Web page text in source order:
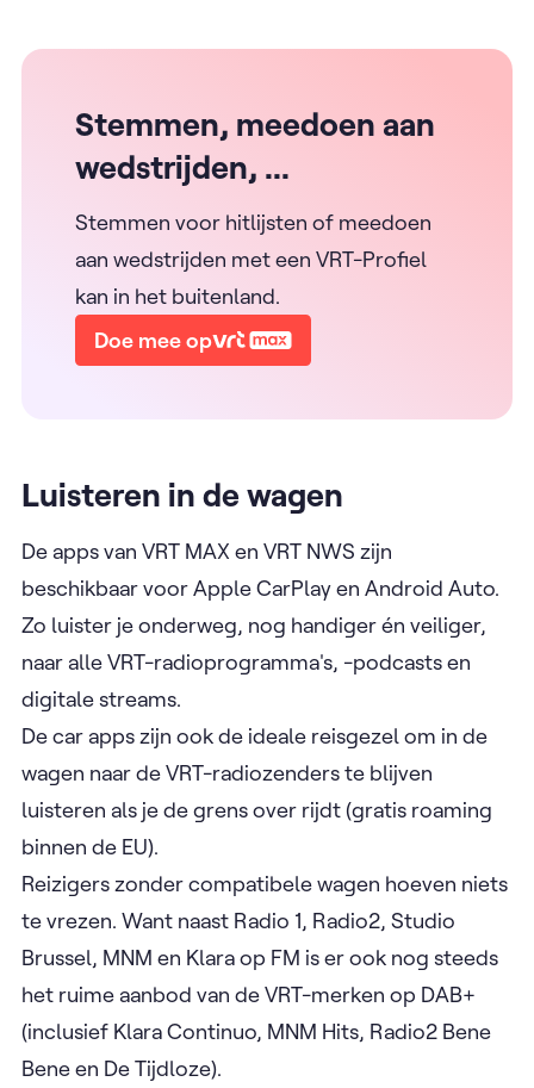
Stemmen, meedoen aan
wedstrijden, ...
Stemmen voor hitlijsten of meedoen
aan wedstrijden met een VRT-Profiel
kan in het buitenland.
Doe mee op
Luisteren in de wagen
De apps van VRT MAX en VRT NWS zijn
beschikbaar voor Apple CarPlay en Android Auto.
Zo luister je onderweg, nog handiger én veiliger,
naar alle VRT-radioprogramma's, -podcasts en
digitale streams.
De car apps zijn ook de ideale reisgezel om in de
wagen naar de VRT-radiozenders te blijven
luisteren als je de grens over rijdt (gratis roaming
binnen de EU).
Reizigers zonder compatibele wagen hoeven niets
te vrezen. Want naast Radio 1, Radio2, Studio
Brussel, MNM en Klara op FM is er ook nog steeds
het ruime aanbod van de VRT-merken op DAB+
(inclusief Klara Continuo, MNM Hits, Radio2 Bene
Bene en De Tijdloze).